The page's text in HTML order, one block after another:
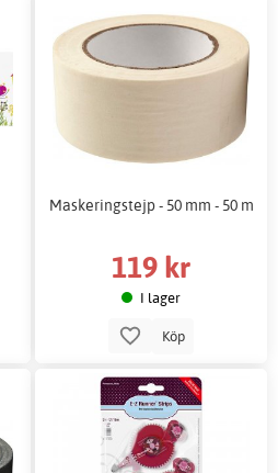
Maskeringstejp - 50 mm - 50 m
119 kr
I lager
Köp